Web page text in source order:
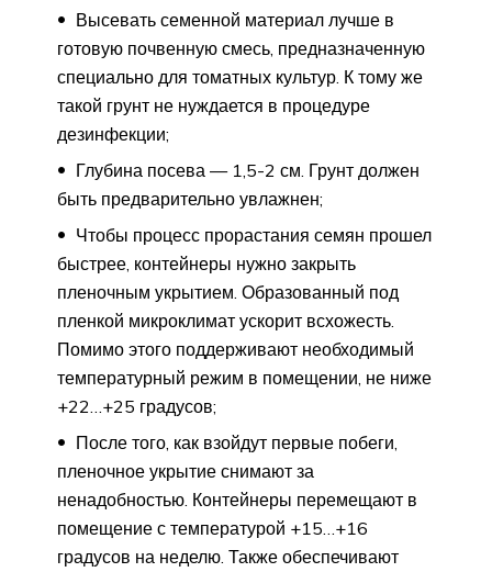
Высевать семенной материал лучше в
готовую почвенную смесь, предназначенную
специально для томатных культур. К тому же
такой грунт не нуждается в процедуре
дезинфекции;
Глубина посева — 1,5-2 см. Грунт должен
быть предварительно увлажнен;
Чтобы процесс прорастания семян прошел
быстрее, контейнеры нужно закрыть
пленочным укрытием. Образованный под
пленкой микроклимат ускорит всхожесть.
Помимо этого поддерживают необходимый
температурный режим в помещении, не ниже
+22…+25 градусов;
После того, как взойдут первые побеги,
пленочное укрытие снимают за
ненадобностью. Контейнеры перемещают в
помещение с температурой +15…+16
градусов на неделю. Также обеспечивают